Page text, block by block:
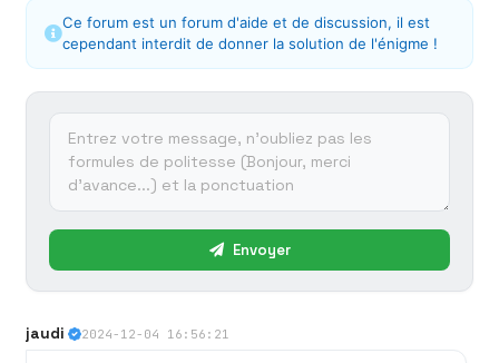
Ce forum est un forum d'aide et de discussion, il est
cependant interdit de donner la solution de l'énigme !
Envoyer
jaudi 2024-12-04 16:56:21